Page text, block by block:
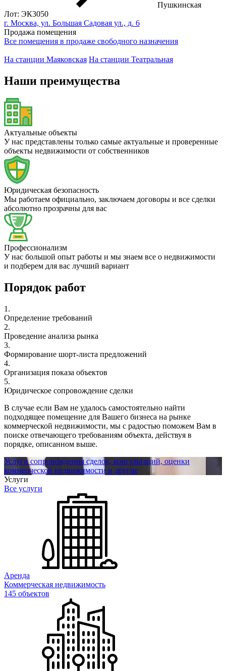
Пушкинская
Лот: ЭК3050
г. Москва, ул. Большая Садовая ул., д. 6
Продажа помещения
Все помещения в продаже свободного назначения
На станции Маяковская На станции Театральная
Наши преимущества
Актуальные объекты
У нас представлены только самые актуальные и проверенные
объекты недвижимости от собственников
Юридическая безопасность
Мы работаем официально, заключаем договоры и все сделки
абсолютно прозрачны для вас
Профессионализм
У нас большой опыт работы и мы знаем все о недвижимости
и подберем для вас лучший вариант
Порядок работ
1.
Определение требований
2.
Проведение анализа рынка
3.
Формирование шорт-листа предложений
4.
Организация показа объектов
5.
Юридическое сопровождение сделки
В случае если Вам не удалось самостоятельно найти
подходящее помещение для Вашего бизнеса на рынке
коммерческой недвижимости, мы с радостью поможем Вам в
поиске отвечающего требованиям объекта, действуя в
порядке, описанном выше.
Услуги сопровождения сделок, консультаций, оценки
коммерческой недвижимости и другие
Услуги
Все услуги
Аренда
Коммерческая недвижимость
145 объектов